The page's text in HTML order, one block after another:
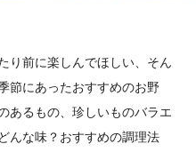
り前に楽しんでほしい、そん
節にあったおすすめのお野
あるもの、珍しいものバラエ
んな味？おすすめの調理法